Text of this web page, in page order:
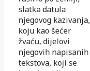
slatka datula
njegovog kazivanja,
koju kao šećer
žvaću, dijelovi
njegovih napisanih
tekstova, koji se